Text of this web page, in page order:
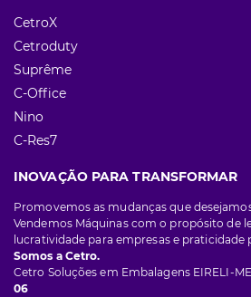
CetroX
Cetroduty
Suprême
C-Office
Nino
C-Res7
INOVAÇÃO PARA TRANSFORMAR
Promovemos as mudanças que
Vendemos Máquinas com o propósito de
lucratividade para empresas e praticidade
Somos a Cetro.
Cetro Soluções em Embalagens EIRELI-ME
06